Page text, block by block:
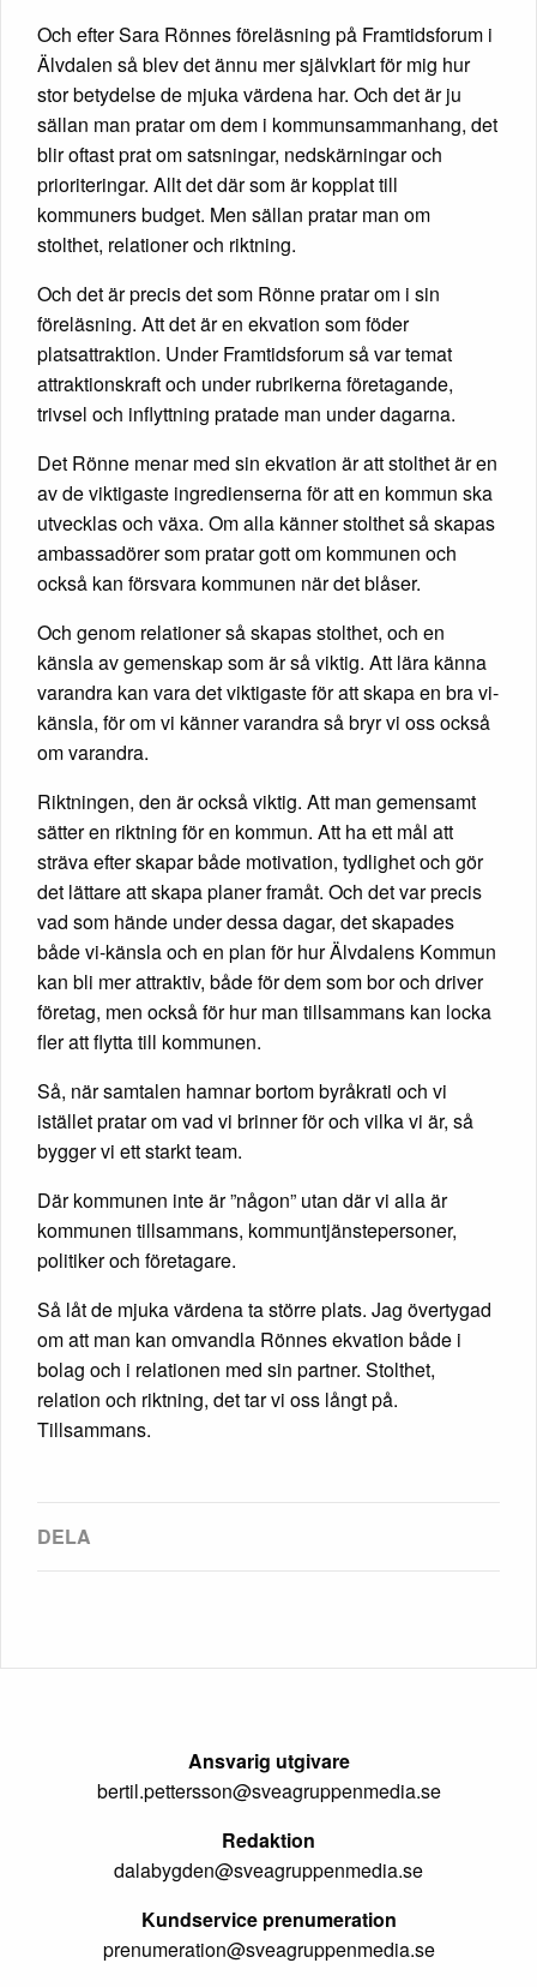
Och efter Sara Rönnes föreläsning på Framtidsforum i
Älvdalen så blev det ännu mer självklart för mig hur
stor betydelse de mjuka värdena har. Och det är ju
sällan man pratar om dem i kommunsammanhang, det
blir oftast prat om satsningar, nedskärningar och
prioriteringar. Allt det där som är kopplat till
kommuners budget. Men sällan pratar man om
stolthet, relationer och riktning.
Och det är precis det som Rönne pratar om i sin
föreläsning. Att det är en ekvation som föder
platsattraktion. Under Framtidsforum så var temat
attraktionskraft och under rubrikerna företagande,
trivsel och inflyttning pratade man under dagarna.
Det Rönne menar med sin ekvation är att stolthet är en
av de viktigaste ingredienserna för att en kommun ska
utvecklas och växa. Om alla känner stolthet så skapas
ambassadörer som pratar gott om kommunen och
också kan försvara kommunen när det blåser.
Och genom relationer så skapas stolthet, och en
känsla av gemenskap som är så viktig. Att lära känna
varandra kan vara det viktigaste för att skapa en bra vi-
känsla, för om vi känner varandra så bryr vi oss också
om varandra.
Riktningen, den är också viktig. Att man gemensamt
sätter en riktning för en kommun. Att ha ett mål att
sträva efter skapar både motivation, tydlighet och gör
det lättare att skapa planer framåt. Och det var precis
vad som hände under dessa dagar, det skapades
både vi-känsla och en plan för hur Älvdalens Kommun
kan bli mer attraktiv, både för dem som bor och driver
företag, men också för hur man tillsammans kan locka
fler att flytta till kommunen.
Så, när samtalen hamnar bortom byråkrati och vi
istället pratar om vad vi brinner för och vilka vi är, så
bygger vi ett starkt team.
Där kommunen inte är ”någon” utan där vi alla är
kommunen tillsammans, kommuntjänstepersoner,
politiker och företagare.
Så låt de mjuka värdena ta större plats. Jag övertygad
om att man kan omvandla Rönnes ekvation både i
bolag och i relationen med sin partner. Stolthet,
relation och riktning, det tar vi oss långt på.
Tillsammans.
Ansvarig utgivare
bertil.pettersson@sveagruppenmedia.se
Redaktion
dalabygden@sveagruppenmedia.se
Kundservice prenumeration
prenumeration@sveagruppenmedia.se